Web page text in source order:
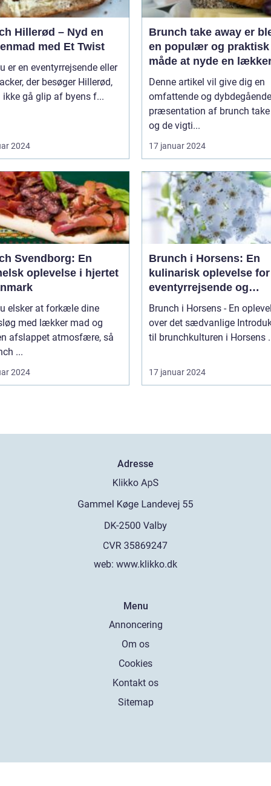
Hillerød – Nyd en
med Et Twist
er en eventyrrejsende eller
der besøger Hillerød,
ikke gå glip af byens f...
2024
Brunch take away er
en populær og praktisk
måde at nyde en
brunchoplevelse på,
hvor man befinder sig
Denne artikel vil give dig en
omfattende og dybdegående
præsentation af brunch
og de vigti...
17 januar 2024
Svendborg: En
oplevelse i hjertet
elsker at forkæle dine
med lækker mad og
afslappet atmosfære, så
...
2024
Brunch i Horsens: En
kulinarisk oplevelse for
eventyrrejsende og
backpackere
Brunch i Horsens - En
over det sædvanlige Introduktion
til
17 januar 2024
Adresse
web: www.klikko.dk
Menu
Annoncering
Om os
Cookies
Kontakt os
Sitemap